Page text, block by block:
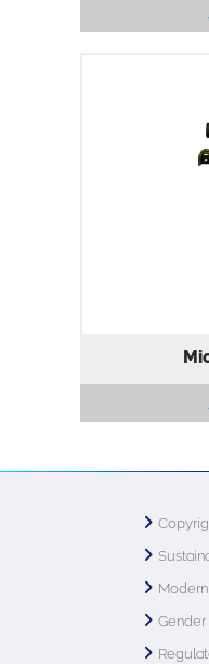
采用液氦连续
Gender